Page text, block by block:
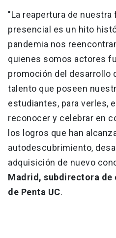
"La reapertura de
presencial es un hito
pandemia nos
quienes somos actores
promoción del desarrollo
talento que poseen
estudiantes, para verles,
reconocer y celebrar en
los logros que han
autodescubrimiento,
adquisición de nuevo
Madrid, subdirectora
de Penta UC.